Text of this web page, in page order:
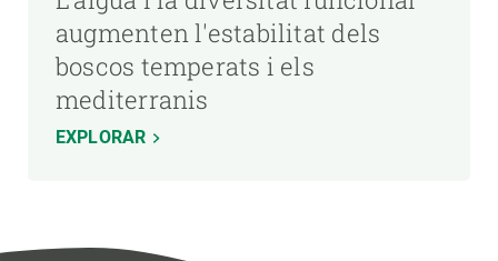
augmenten l'estabilitat dels
boscos temperats i els
mediterranis
EXPLORAR